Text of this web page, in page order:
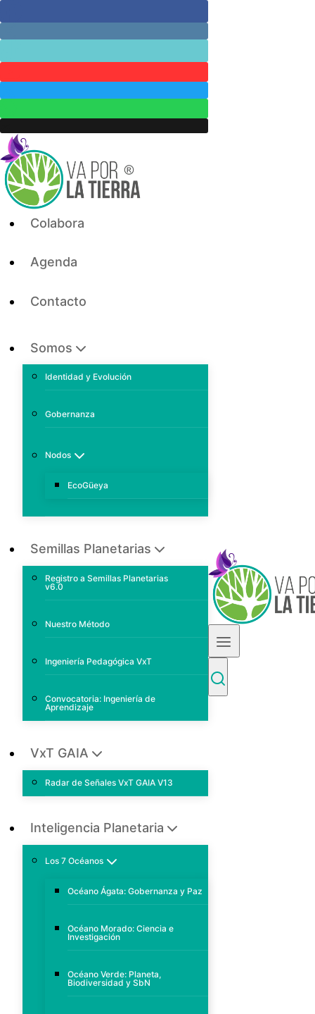
to
Colabora
Agenda
Contacto
Somos
Identidad y Evolución
Gobernanza
Nodos
EcoGüeya
Semillas Planetarias
Registro a Semillas Planetarias
v6.0
Nuestro Método
Ingeniería Pedagógica VxT
Convocatoria: Ingeniería de
Aprendizaje
VxT GAIA
Radar de Señales VxT GAIA V13
Inteligencia Planetaria
Los 7 Océanos
Océano Ágata: Gobernanza y Paz
Océano Morado: Ciencia e
Investigación
Océano Verde: Planeta,
Biodiversidad y SbN